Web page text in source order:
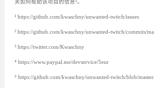
关如何帮助该项目的信息⁵。
¹ https://github.com/kwaschny/unwanted-twitch/issues
² https://github.com/kwaschny/unwanted-twitch/commits/
³ https://twitter.com/Kwaschny
⁴ https://www.paypal.me/devservice/5eur
⁵ https://github.com/kwaschny/unwanted-twitch/blob/